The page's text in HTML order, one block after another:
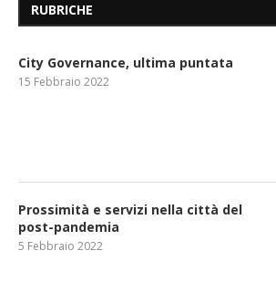
RUBRICHE
City Governance, ultima puntata
15 Febbraio 2022
Prossimità e servizi nella città del
post-pandemia
5 Febbraio 2022